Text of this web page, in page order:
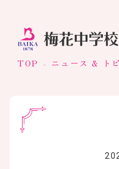
TOP ニュース & ト